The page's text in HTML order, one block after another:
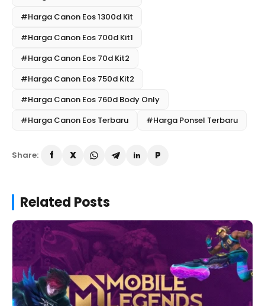
#Harga Canon Eos 1300d Kit
#Harga Canon Eos 700d Kit1
#Harga Canon Eos 70d Kit2
#Harga Canon Eos 750d Kit2
#Harga Canon Eos 760d Body Only
#Harga Canon Eos Terbaru
#Harga Ponsel Terbaru
Share:
Related Posts